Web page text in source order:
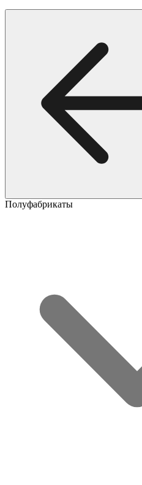
Полуфабрикаты